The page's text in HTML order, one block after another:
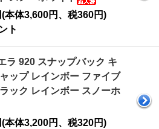
本体3,600円、税360円)
ト
ラ 920 スナップバック キ
ップ レインボー ファイブ
ック レインボー スノーホ
本体3,200円、税320円)